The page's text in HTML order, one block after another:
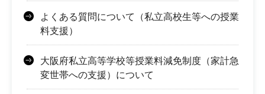
よくある質問について（私立高校生等への授業
料支援）
大阪府私立高等学校等授業料減免制度（家計急
変世帯への支援）について